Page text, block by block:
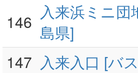
146 入来浜ミニ団
島県]
147 入来入口 [バ